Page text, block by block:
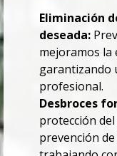
Eliminación
deseada:
mejoramos la
garantizando
profesional.
Desbroces
protección
prevención